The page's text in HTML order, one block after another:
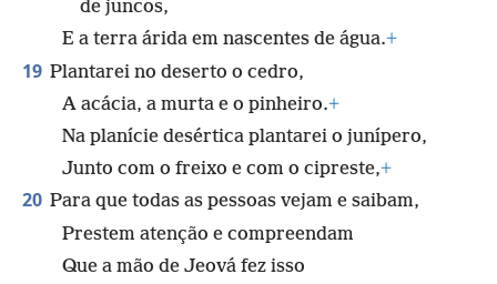
de juncos,
E a terra árida em nascentes de água.+
19 Plantarei no deserto o cedro,
A acácia, a murta e o pinheiro.+
Na planície desértica plantarei o junípero,
Junto com o freixo e com o cipreste,+
20 Para que todas as pessoas vejam e saibam,
Prestem atenção e compreendam
Que a mão de Jeová fez isso